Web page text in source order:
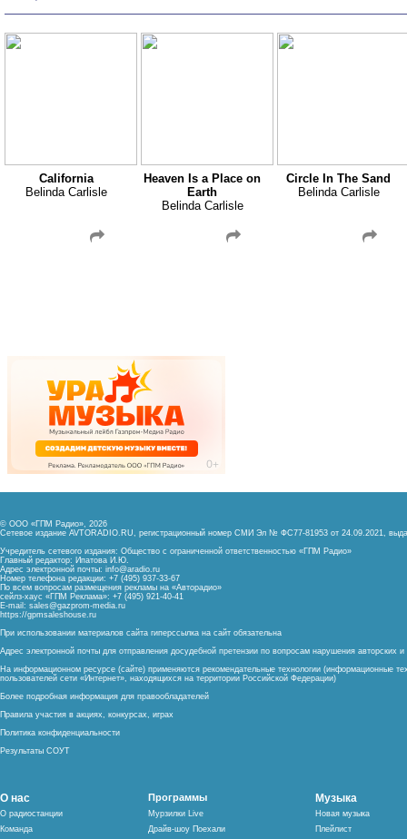
California
Belinda Carlisle
Heaven Is a Place on
Earth
Belinda Carlisle
Circle In The Sand
Belinda Carlisle
© ООО «ГПМ Радио», 2026
Сетевое издание AVTORADIO.RU, регистрационный номер СМИ Эл № ФС77-81953 от 24.09.2021,
Учредитель сетевого издания: Общество с ограниченной ответственностью «ГПМ Радио»
Главный редактор: Ипатова И.Ю.
Адрес электронной почты: info@aradio.ru
Номер телефона редакции: +7 (495) 937-33-67
По всем вопросам размещения рекламы на «Авторадио»
сейлз-хаус «ГПМ Реклама»: +7 (495) 921-40-41
E-mail: sales@gazprom-media.ru
https://gpmsaleshouse.ru
При использовании материалов сайта гиперссылка на сайт обязательна
Адрес электронной почты для отправления досудебной претензии по вопросам нарушения авторских
На информационном ресурсе (сайте) применяются рекомендательные технологии (информационные
пользователей сети «Интернет», находящихся на территории Российской Федерации)
Более подробная информация для правообладателей
Правила участия в акциях, конкурсах, играх
Политика конфиденциальности
Результаты СОУТ
О нас
О радиостанции
Команда
Программы
Мурзилки Live
Драйв-шоу Поехали
Музыка
Новая музыка
Плейлист